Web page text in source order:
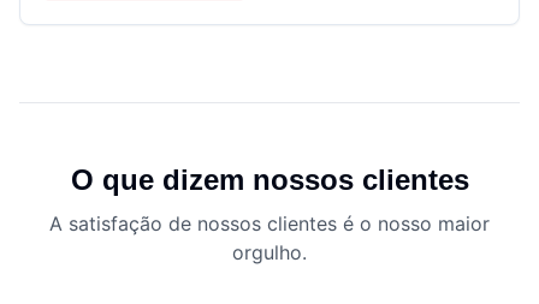
O que dizem nossos clientes
A satisfação de nossos clientes é o nosso maior
orgulho.